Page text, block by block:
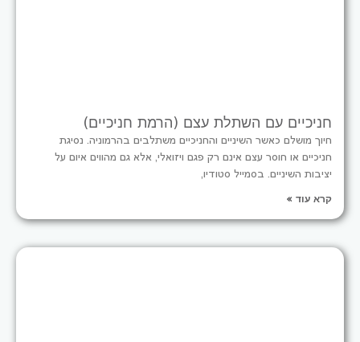
חניכיים עם השתלת עצם (הרמת חניכיים)
חיוך מושלם כאשר השיניים והחניכיים משתלבים בהרמוניה. נסיגת
חניכיים או חוסר עצם אינם רק פגם ויזואלי, אלא גם מהווים איום על
יציבות השיניים. בסמייל סטודיו,
קרא עוד »